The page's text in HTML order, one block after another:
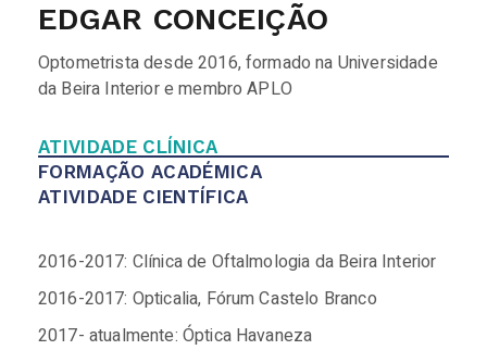
EDGAR CONCEIÇÃO
Optometrista desde 2016, formado na Universidade
da Beira Interior e membro APLO
ATIVIDADE CLÍNICA
FORMAÇÃO ACADÉMICA
ATIVIDADE CIENTÍFICA
2016-2017: Clínica de Oftalmologia da Beira Interior
2016-2017: Opticalia, Fórum Castelo Branco
2017- atualmente: Óptica Havaneza